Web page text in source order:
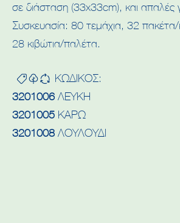
σε διάσταση (33x33cm), και απαλές
Συσκευασία: 80 τεμάχια, 32 πακέτα/
28 κιβώτια/παλέτα.
ΚΩΔΙΚΟΣ:
3201006 ΛΕΥΚH
3201005 ΚΑΡΩ
3201008 ΛΟΥΛΟΥΔΙ